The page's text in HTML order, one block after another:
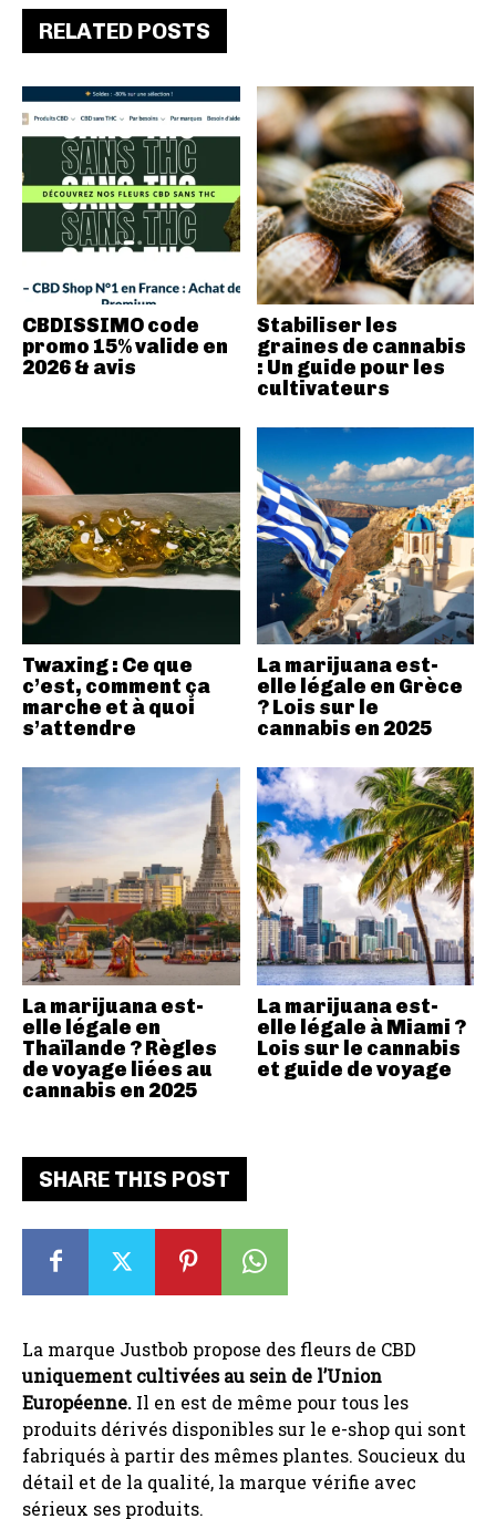
SHARE THIS POST
La marque Justbob propose des fleurs de CBD
uniquement cultivées au sein de l’Union
Européenne. Il en est de même pour tous les
produits dérivés disponibles sur le e-shop qui sont
fabriqués à partir des mêmes plantes. Soucieux du
détail et de la qualité, la marque vérifie avec
sérieux ses produits.
RELATED POSTS
CBDISSIMO code
promo 15% valide en
2026 & avis
Stabiliser les
graines de cannabis
: Un guide pour les
cultivateurs
Twaxing : Ce que
c’est, comment ça
marche et à quoi
s’attendre
La marijuana est-
elle légale en Grèce
? Lois sur le
cannabis en 2025
La marijuana est-
elle légale en
Thaïlande ? Règles
de voyage liées au
cannabis en 2025
La marijuana est-
elle légale à Miami ?
Lois sur le cannabis
et guide de voyage